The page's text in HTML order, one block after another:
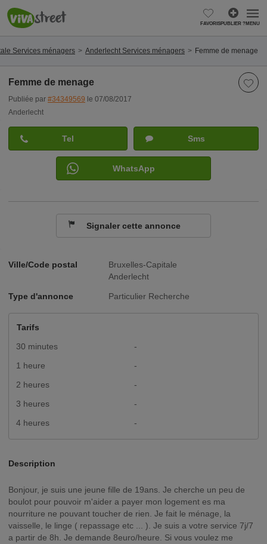
FAVORISPUBLIER ?MENU
Services ménagers Anderlecht Services ménagers Femme de menage
Femme de menage
Publiée par #34349569 le 07/08/2017
Anderlecht
Ville/Code postal
Bruxelles-Capitale
Anderlecht
Type d'annonce Particulier Recherche
Tarifs
30 minutes
-
1 heure
-
2 heures
-
3 heures
-
4 heures
-
Description
Bonjour, je suis une jeune fille de 19ans. Je cherche un peu de
boulot pour pouvoir m'aider a payer mon logement es ma
nourriture ne pouvant toucher de rien. Je fait le ménage, la
vaisselle, le linge ( repassage etc ... ). Je suis a votre service 7j/7
a partir de 8h. Je demande 8euro/heure. Si vous voulez me
Tel Sms
WhatsApp
Signaler cette annonce